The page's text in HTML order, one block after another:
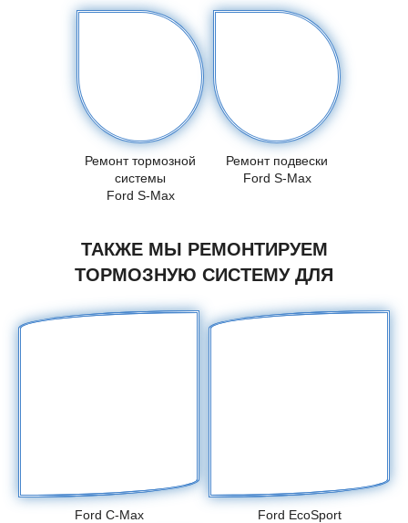
Ремонт тормозной
системы
Ford S-Max
Ремонт подвески
Ford S-Max
ТАКЖЕ МЫ РЕМОНТИРУЕМ
ТОРМОЗНУЮ СИСТЕМУ ДЛЯ
Ford C-Max Ford EcoSport